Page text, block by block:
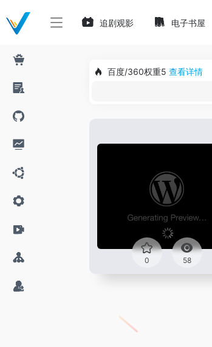
追剧观影 电子书屋
百度/360权重5 查看详情
0 58